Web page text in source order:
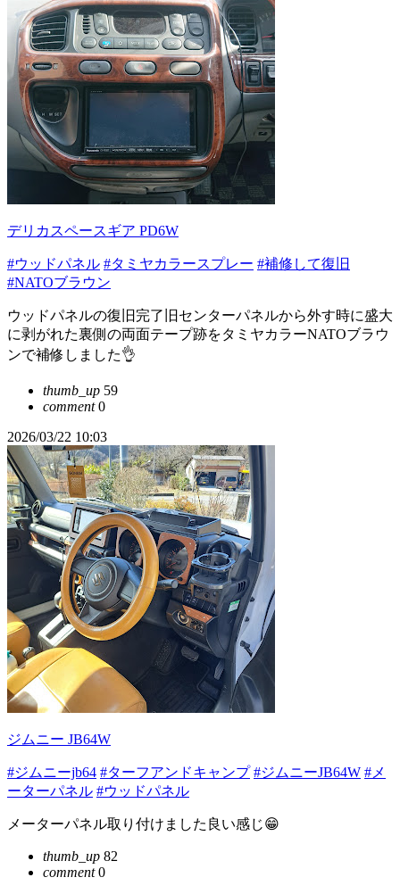
デリカスペースギア PD6W
#ウッドパネル #タミヤカラースプレー #補修して復旧
#NATOブラウン
ウッドパネルの復旧完了旧センターパネルから外す時に盛大
に剥がれた裏側の両面テープ跡をタミヤカラーNATOブラウ
ンで補修しました👌
thumb_up 59
comment0
2026/03/22 10:03
ジムニー JB64W
#ジムニーjb64 #ターフアンドキャンプ #ジムニーJB64W #メ
ーターパネル #ウッドパネル
メーターパネル取り付けました良い感じ😁
thumb_up 82
comment0